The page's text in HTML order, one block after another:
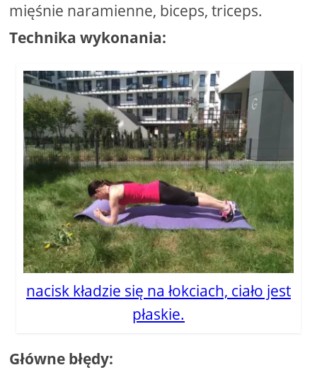
mięśnie naramienne, biceps, triceps.
Technika wykonania:
nacisk kładzie się na łokciach, ciało jest
płaskie.
Główne błędy: